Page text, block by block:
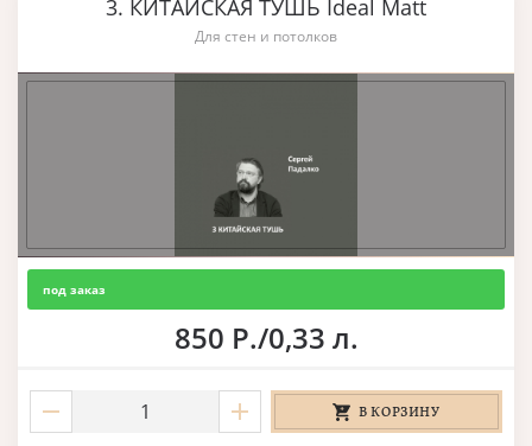
3. КИТАЙСКАЯ ТУШЬ Ideal Matt
Для стен и потолков
под заказ
850 Р./0,33 л.
В КОРЗИНУ